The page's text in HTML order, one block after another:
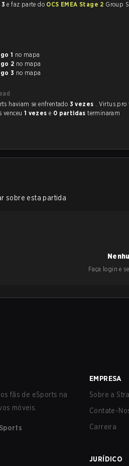
3e faz parte do OCS EMEA Stage 2 Group
1 no mapa
2 no mapa
3 no mapa
Virtus.pro e Geekay Esports haviam se enfrentado 3 vezes . Virtus.pro
venceu 1 vezes e 0 partidasterminaram
sobre esta partida
Faça login e
fãs de eSports na
móveis.
EMPRESA
Sobre a
Contate-
Carreira
JURÍDICO